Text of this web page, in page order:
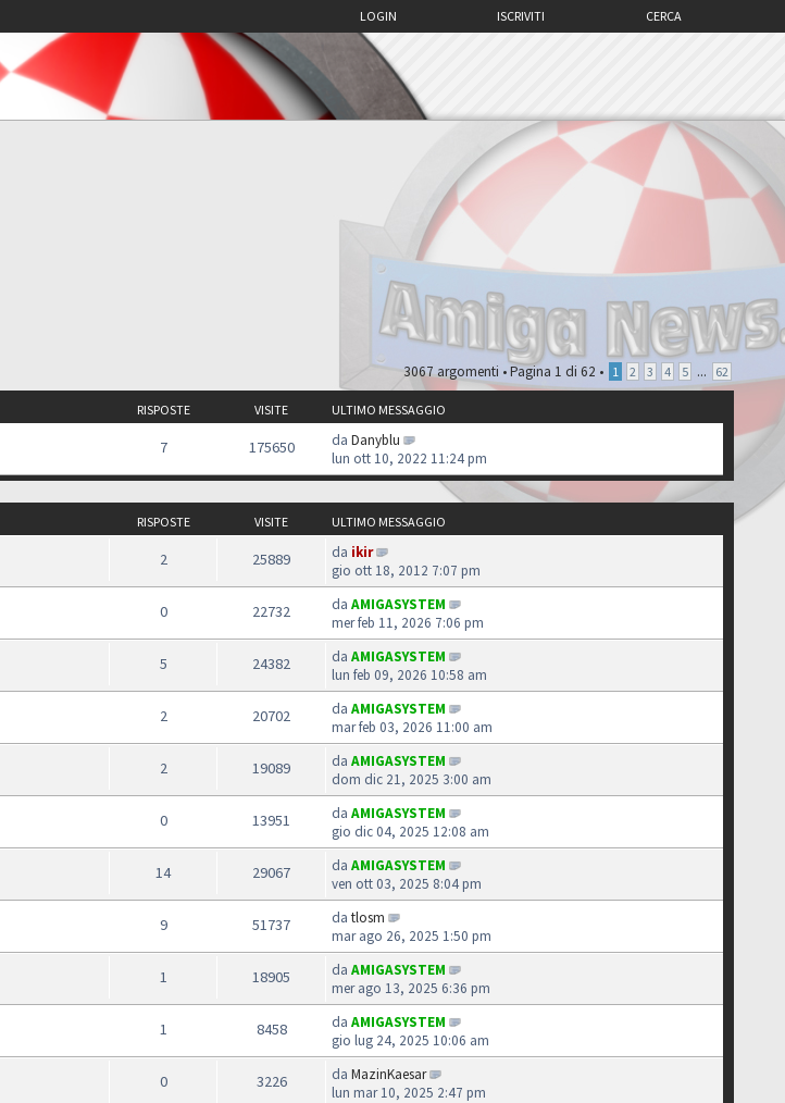
CERCA
ISCRIVITI
LOGIN
3067 argomenti •Pagina 1 di 62 • 1 2 3 4 5 ... 62
RISPOSTE VISITE ULTIMO MESSAGGIO
7 175650 da Danyblu
lun ott 10, 2022 11:24 pm
RISPOSTE VISITE ULTIMO MESSAGGIO
2 25889 da ikir
gio ott 18, 2012 7:07 pm
0 22732 da AMIGASYSTEM
mer feb 11, 2026 7:06 pm
5 24382 da AMIGASYSTEM
lun feb 09, 2026 10:58 am
2 20702 da AMIGASYSTEM
mar feb 03, 2026 11:00 am
2 19089 da AMIGASYSTEM
dom dic 21, 2025 3:00 am
0 13951 da AMIGASYSTEM
gio dic 04, 2025 12:08 am
14 29067 da AMIGASYSTEM
ven ott 03, 2025 8:04 pm
9 51737 da tlosm
mar ago 26, 2025 1:50 pm
1 18905 da AMIGASYSTEM
mer ago 13, 2025 6:36 pm
1 8458 da AMIGASYSTEM
gio lug 24, 2025 10:06 am
0 3226 da MazinKaesar
lun mar 10, 2025 2:47 pm